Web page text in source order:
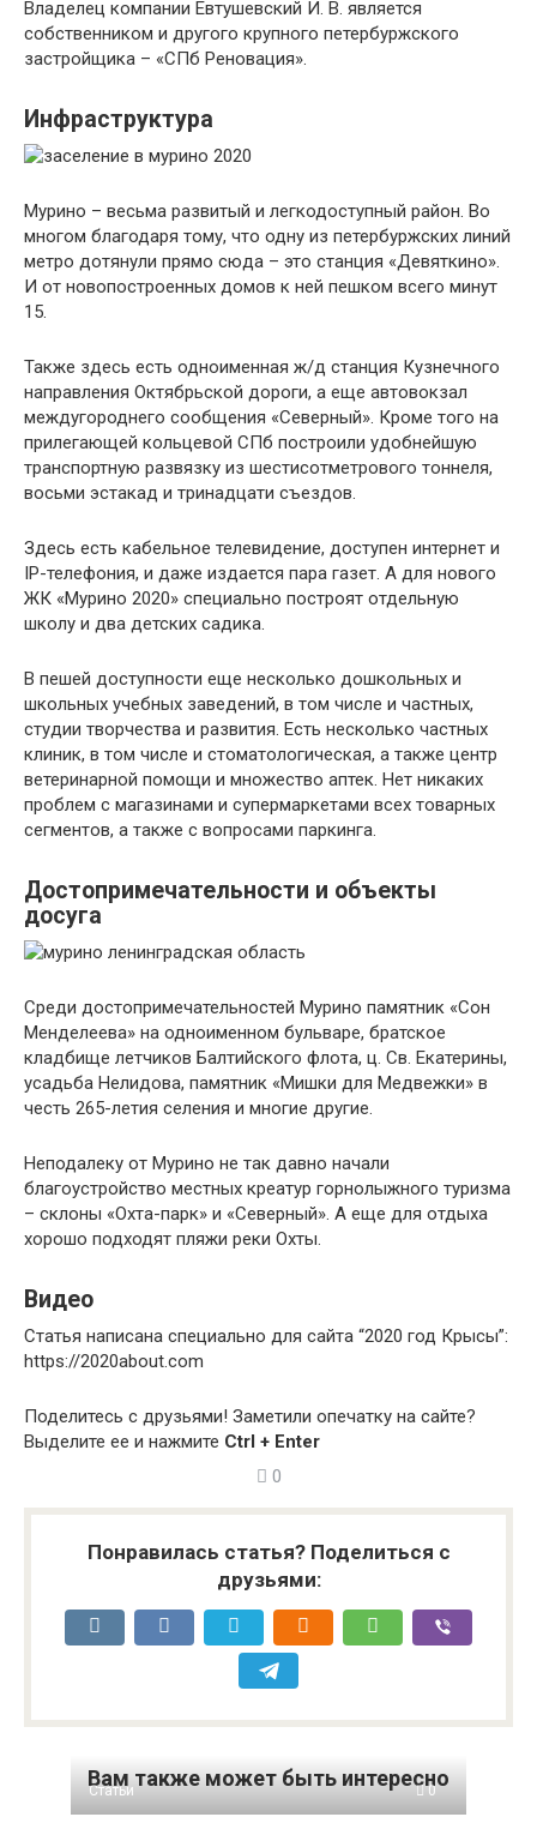
Владелец компании Евтушевский И. В. является
собственником и другого крупного петербуржского
застройщика – «СПб Реновация».
Инфраструктура
Мурино – весьма развитый и легкодоступный район. Во
многом благодаря тому, что одну из петербуржских линий
метро дотянули прямо сюда – это станция «Девяткино».
И от новопостроенных домов к ней пешком всего минут
15.
Также здесь есть одноименная ж/д станция Кузнечного
направления Октябрьской дороги, а еще автовокзал
междугороднего сообщения «Северный». Кроме того на
прилегающей кольцевой СПб построили удобнейшую
транспортную развязку из шестисотметрового тоннеля,
восьми эстакад и тринадцати съездов.
Здесь есть кабельное телевидение, доступен интернет и
IP-телефония, и даже издается пара газет. А для нового
ЖК «Мурино 2020» специально построят отдельную
школу и два детских садика.
В пешей доступности еще несколько дошкольных и
школьных учебных заведений, в том числе и частных,
студии творчества и развития. Есть несколько частных
клиник, в том числе и стоматологическая, а также центр
ветеринарной помощи и множество аптек. Нет никаких
проблем с магазинами и супермаркетами всех товарных
сегментов, а также с вопросами паркинга.
Достопримечательности и объекты
досуга
Среди достопримечательностей Мурино памятник «Сон
Менделеева» на одноименном бульваре, братское
кладбище летчиков Балтийского флота, ц. Св. Екатерины,
усадьба Нелидова, памятник «Мишки для Медвежки» в
честь 265-летия селения и многие другие.
Неподалеку от Мурино не так давно начали
благоустройство местных креатур горнолыжного туризма
– склоны «Охта-парк» и «Северный». А еще для отдыха
хорошо подходят пляжи реки Охты.
Видео
Статья написана специально для сайта “2020 год Крысы”:
https://2020about.com
Поделитесь с друзьями! Заметили опечатку на сайте?
Выделите ее и нажмите Ctrl + Enter
0
Понравилась статья? Поделиться с
друзьями:
Вам также может быть интересно
Статьи 0